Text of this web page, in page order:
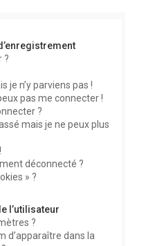
?
je n’y parviens pas !
pas me connecter !
?
mais je ne peux plus
déconnecté ?
» ?
l’utilisateur
?
d’apparaître dans la